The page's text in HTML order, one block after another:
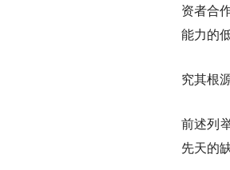
资者合
能力的
究其根
前述列
先天的